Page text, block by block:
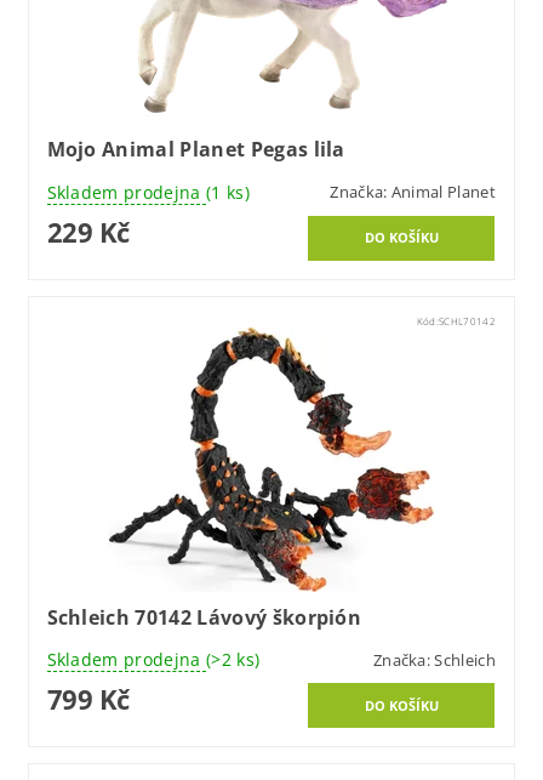
Mojo Animal Planet Pegas lila
Skladem prodejna (1 ks) Značka: Animal Planet
229 Kč
Kód:SCHL70142
Schleich 70142 Lávový škorpión
Skladem prodejna (>2 ks) Značka:Schleich
799 Kč